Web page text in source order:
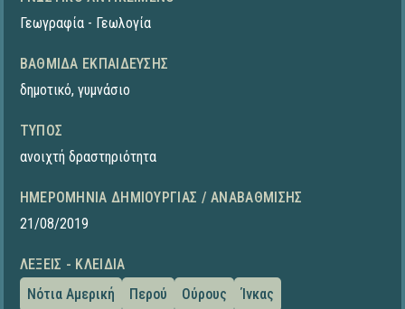
Γεωγραφία - Γεωλογία
ΒΑΘΜΊΔΑ ΕΚΠΑΊΔΕΥΣΗΣ
δημοτικό, γυμνάσιο
ΤΎΠΟΣ
ανοιχτή δραστηριότητα
ΗΜΕΡΟΜΗΝΊΑ ΔΗΜΙΟΥΡΓΊΑΣ / ΑΝΑΒΆΘΜΙΣΗΣ
21/08/2019
ΛΈΞΕΙΣ - ΚΛΕΙΔΙΆ
Νότια Αμερική
Περού Ούρους
Ίνκας